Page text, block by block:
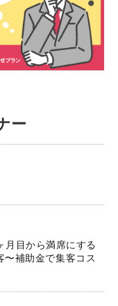
ー
月目から満席にする
〜補助金で集客コス